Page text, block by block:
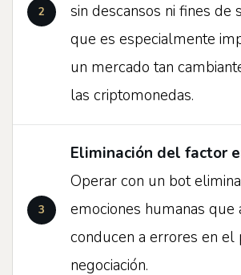
sin descansos ni fines de
que es especialmente
un mercado tan
las criptomonedas.
Eliminación del factor
Operar con un bot
emociones humanas que
conducen a errores en el
negociación.